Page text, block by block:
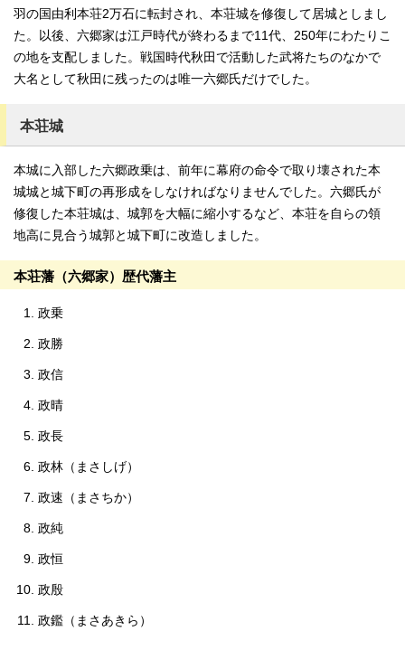
羽の国由利本荘2万石に転封され、本荘城を修復して居城としまし
た。以後、六郷家は江戸時代が終わるまで11代、250年にわたりこ
の地を支配しました。戦国時代秋田で活動した武将たちのなかで
大名として秋田に残ったのは唯一六郷氏だけでした。
本荘城
本城に入部した六郷政乗は、前年に幕府の命令で取り壊された本
城城と城下町の再形成をしなければなりませんでした。六郷氏が
修復した本荘城は、城郭を大幅に縮小するなど、本荘を自らの領
地高に見合う城郭と城下町に改造しました。
本荘藩（六郷家）歴代藩主
政乗
政勝
政信
政晴
政長
政林（まさしげ）
政速（まさちか）
政純
政恒
政殷
政鑑（まさあきら）